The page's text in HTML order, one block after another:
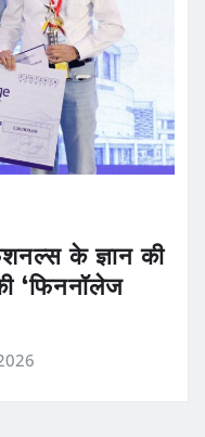
के ज्ञान की
‘फिननॉलेज